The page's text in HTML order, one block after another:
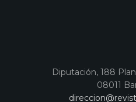
Diputación, 188
08011